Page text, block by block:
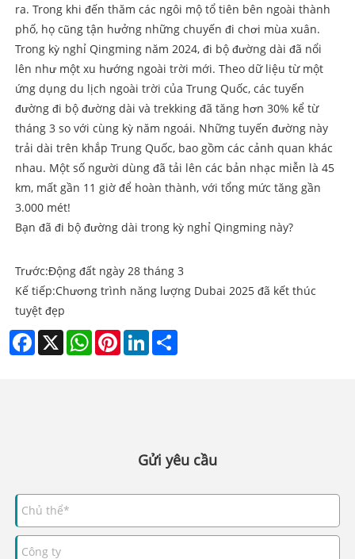
ra. Trong khi đến thăm các ngôi mộ tổ tiên bên ngoài thành
phố, họ cũng tận hưởng những chuyến đi chơi mùa xuân.
Trong kỳ nghỉ Qingming năm 2024, đi bộ đường dài đã nổi
lên như một xu hướng ngoài trời mới. Theo dữ liệu từ một
ứng dụng du lịch ngoài trời của Trung Quốc, các tuyến
đường đi bộ đường dài và trekking đã tăng hơn 30% kể từ
tháng 3 so với cùng kỳ năm ngoái. Những tuyến đường này
trải dài trên khắp Trung Quốc, bao gồm các cảnh quan khác
nhau. Một số người dùng đã tải lên các bản nhạc miễn là 45
km, mất gần 11 giờ để hoàn thành, với tổng mức tăng gần
3.000 mét!
Bạn đã đi bộ đường dài trong kỳ nghỉ Qingming này?
Trước:Động đất ngày 28 tháng 3
Kế tiếp:Chương trình năng lượng Dubai 2025 đã kết thúc
tuyệt đẹp
Facebook
X WhatsAppPinterestLinkedIn
Gửi yêu cầu